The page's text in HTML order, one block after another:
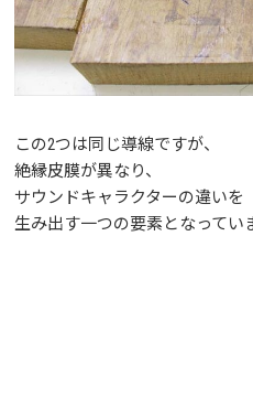
この2つは同じ導線ですが、
絶縁皮膜が異なり、
サウンドキャラクターの違いを
生み出す一つの要素となってい